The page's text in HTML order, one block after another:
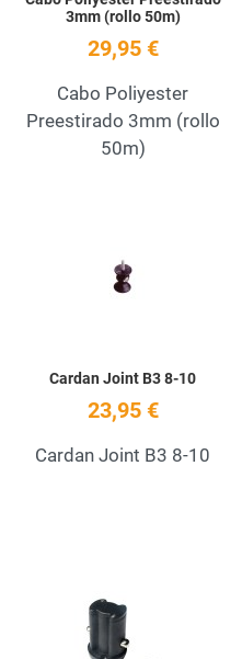
3mm (rollo 50m)
29,95 €
Cabo Poliyester
Preestirado 3mm (rollo
50m)
Cardan Joint B3 8-10
23,95 €
Cardan Joint B3 8-10